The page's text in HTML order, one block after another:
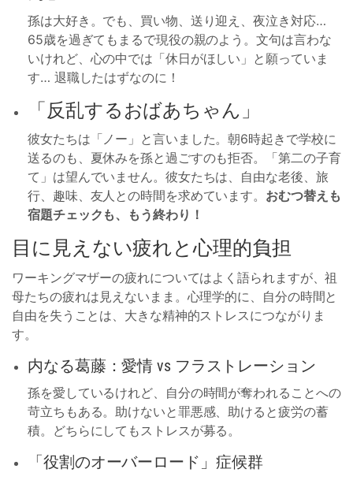
孫は大好き。でも、買い物、送り迎え、夜泣き対応…
65歳を過ぎてもまるで現役の親のよう。文句は言わな
いけれど、心の中では「休日がほしい」と願っていま
す… 退職したはずなのに！
「反乱するおばあちゃん」
彼女たちは「ノー」と言いました。朝6時起きで学校に
送るのも、夏休みを孫と過ごすのも拒否。「第二の子育
て」は望んでいません。彼女たちは、自由な老後、旅
行、趣味、友人との時間を求めています。 おむつ替えも
宿題チェックも、もう終わり！
目に見えない疲れと心理的負担
ワーキングマザーの疲れについてはよく語られますが、祖
母たちの疲れは見えないまま。心理学的に、自分の時間と
自由を失うことは、大きな精神的ストレスにつながりま
す。
内なる葛藤：愛情 vs フラストレーション
孫を愛しているけれど、自分の時間が奪われることへの
苛立ちもある。助けないと罪悪感、助けると疲労の蓄
積。どちらにしてもストレスが募る。
「役割のオーバーロード」症候群